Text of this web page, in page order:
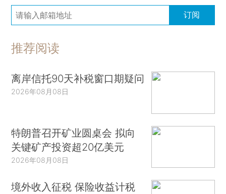
订阅
推荐阅读
离岸信托90天补税窗口期疑问
2026年08月08日
特朗普召开矿业圆桌会 拟向
关键矿产投资超20亿美元
2026年08月08日
境外收入征税 保险收益计税